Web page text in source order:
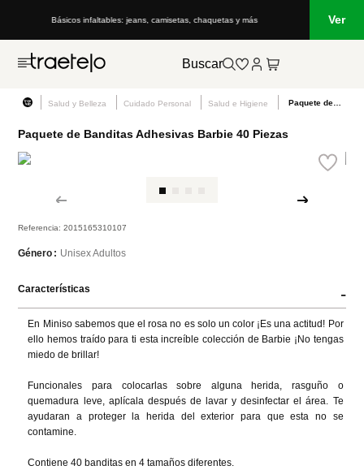
chaquetas y más Lo que está de moda en Venezuela: marcas, estilo
Ver
Buscar
Salud y Belleza Cuidado Personal Salud e Higiene
Paquete de Banditas Adhesivas Barbie 40 Piezas
Referencia:2015165310107
Género Unisex Adultos
Características -
En Miniso sabemos que el rosa no es solo un color ¡Es una actitud! Por
ello hemos traído para ti esta increíble colección de Barbie ¡No tengas
miedo de brillar!
Funcionales para colocarlas sobre alguna herida, rasguño o
quemadura leve, aplícala después de lavar y desinfectar el área. Te
ayudaran a proteger la herida del exterior para que esta no se
contamine.
Contiene 40 banditas en 4 tamaños diferentes.